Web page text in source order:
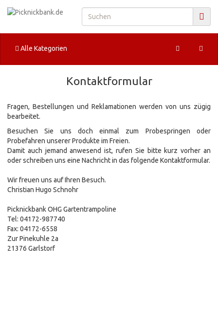
Alle Kategorien
Kontaktformular
Fragen, Bestellungen und Reklamationen werden von uns zügig
bearbeitet.
Besuchen Sie uns doch einmal zum Probespringen oder
Probefahren unserer Produkte im Freien.
Damit auch jemand anwesend ist, rufen Sie bitte kurz vorher an
oder schreiben uns eine Nachricht in das folgende Kontaktformular.
Wir freuen uns auf Ihren Besuch.
Christian Hugo Schnohr
Picknickbank OHG Gartentrampoline
Tel: 04172-987740
Fax: 04172-6558
Zur Pinekuhle 2a
21376 Garlstorf